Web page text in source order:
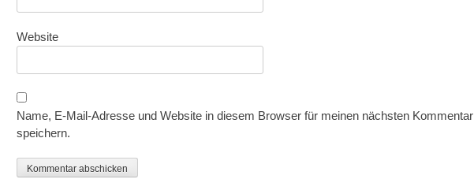
Website
Name, E-Mail-Adresse und Website in diesem Browser für meinen nächsten Kommentar
speichern.